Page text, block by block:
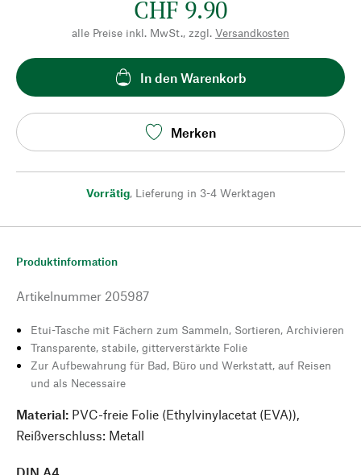
CHF 9.90
alle Preise inkl. MwSt., zzgl. Versandkosten
In den Warenkorb
Merken
Vorrätig, Lieferung in 3-4 Werktagen
Produktinformation
Artikelnummer 205987
Etui-Tasche mit Fächern zum Sammeln, Sortieren, Archivieren
Transparente, stabile, gitterverstärkte Folie
Zur Aufbewahrung für Bad, Büro und Werkstatt, auf Reisen
und als Necessaire
Material: PVC-freie Folie (Ethylvinylacetat (EVA)),
Reißverschluss: Metall